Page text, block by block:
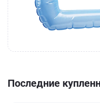
Последние